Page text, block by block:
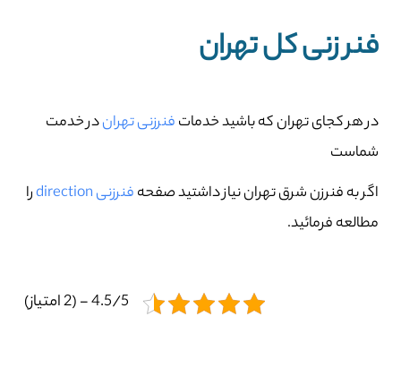
فنر زنی کل تهران
در هر کجای تهران که باشید خدماتفنرزنی تهراندر خدمت
شماست
اگر به فنرزن شرق تهران نیاز داشتید صفحهفنرزنی direction
را
مطالعه فرمائید.
4.5/5 - (2 امتیاز)